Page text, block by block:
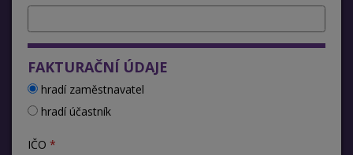
FAKTURAČNÍ ÚDAJE
hradí zaměstnavatel
hradí účastník
IČO